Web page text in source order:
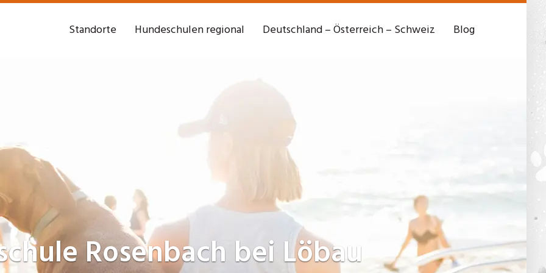
Standorte Hundeschulen regional Deutschland – Österreich – Schweiz Blog
Rosenbach bei Löbau